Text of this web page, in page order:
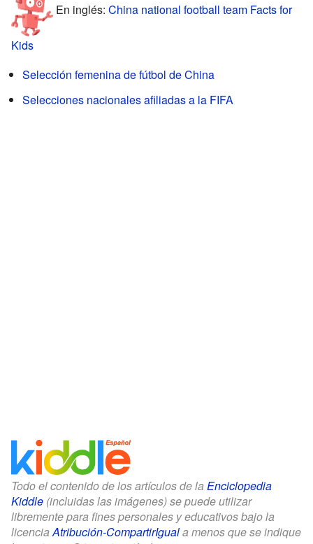
En inglés: China national football team Facts for
Kids
Selección femenina de fútbol de China
Selecciones nacionales afiliadas a la FIFA
Todo el contenido de los artículos de la Enciclopedia
Kiddle (incluidas las imágenes) se puede utilizar
libremente para fines personales y educativos bajo la
licenciaAtribución-CompartirIguala menos que se indique